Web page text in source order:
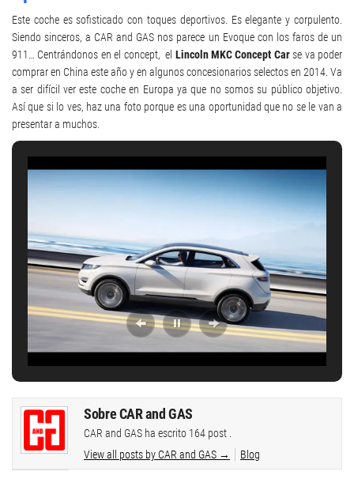
Este coche es sofisticado con toques deportivos. Es elegante y corpulento.
Siendo sinceros, a CAR and GAS nos parece un Evoque con los faros de un
911… Centrándonos en el concept, el Lincoln MKC Concept Carse va poder
comprar en China este año y en algunos concesionarios selectos en 2014. Va
a ser difícil ver este coche en Europa ya que no somos su público objetivo.
Así que si lo ves, haz una foto porque es una oportunidad que no se le van a
presentar a muchos.
Sobre CAR and GAS
CAR and GAS ha escrito 164 post .
View all posts by CAR and GAS → Blog